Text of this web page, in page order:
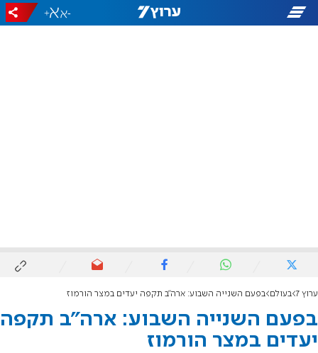
-
+
ערוץ 7 בעולם בפעם השנייה השבוע: ארה"ב תקפה יעדים במצר הורמוז
בפעם השנייה השבוע: ארה"ב תקפה
יעדים במצר הורמוז